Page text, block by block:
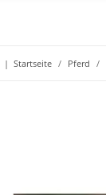
Startseite Pferd